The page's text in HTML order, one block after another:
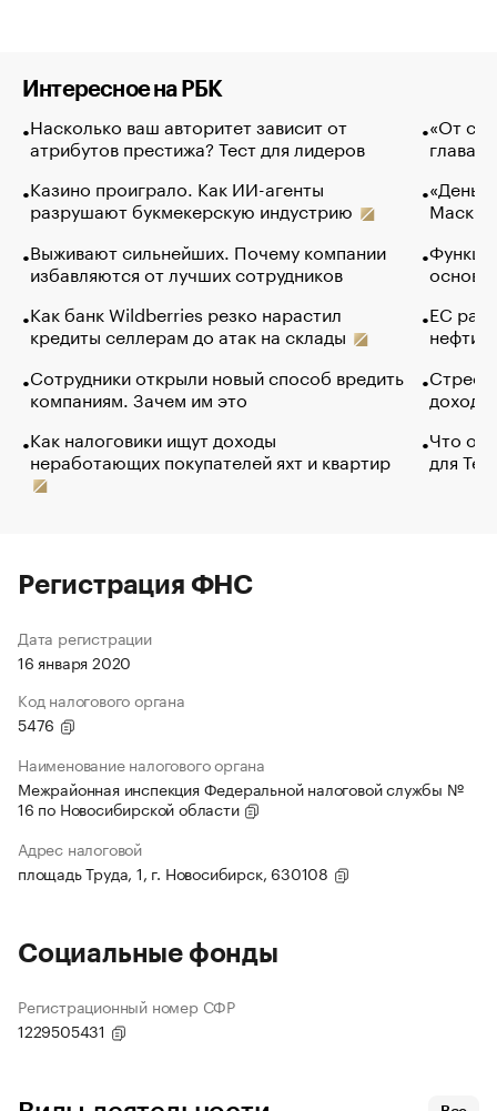
Интересное на РБК
Насколько ваш авторитет зависит от
атрибутов престижа? Тест для лидеров
Казино проиграло. Как ИИ-агенты
разрушают букмекерскую индустрию
Выживают сильнейших. Почему компании
избавляются от лучших сотрудников
Как банк Wildberries резко нарастил
кредиты селлерам до атак на склады
Сотрудники открыли новый способ вредить
компаниям. Зачем им это
Как налоговики ищут доходы
неработающих покупателей яхт и квартир
«От
глава
Маск в
основ
ЕС
нефти
Что
для
Регистрация ФНС
Дата регистрации
16 января 2020
Код налогового органа
5476
Наименование налогового органа
Межрайонная инспекция Федеральной налоговой службы №
16 по Новосибирской области
Адрес налоговой
площадь Труда, 1, г. Новосибирск, 630108
Социальные фонды
Регистрационный номер СФР
1229505431